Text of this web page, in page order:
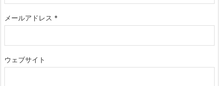
メールアドレス *
ウェブサイト